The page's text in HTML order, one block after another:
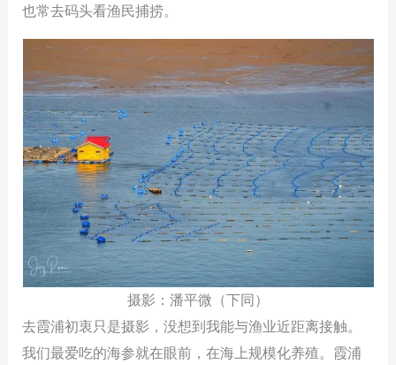
也常去码头看渔民捕捞。
摄影：潘平微（下同）
去霞浦初衷只是摄影，没想到我能与渔业近距离接触。
我们最爱吃的海参就在眼前，在海上规模化养殖。霞浦